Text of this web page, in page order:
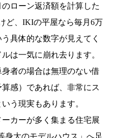
ローン返済額を計算した
ど、IKIの平屋なら毎月6万
具体的な数字が見えてく
は一気に崩れ去ります。
者の場合は無理のない借
感）であれば、非常にス
う現実もあります。
カーが多く集まる住宅展